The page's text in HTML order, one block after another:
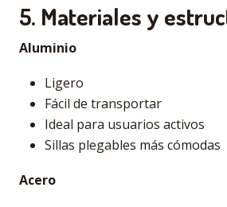
5. Materiales y
Aluminio
Ligero
Fácil de transportar
Ideal para usuarios activos
Sillas plegables más cómodas
Acero